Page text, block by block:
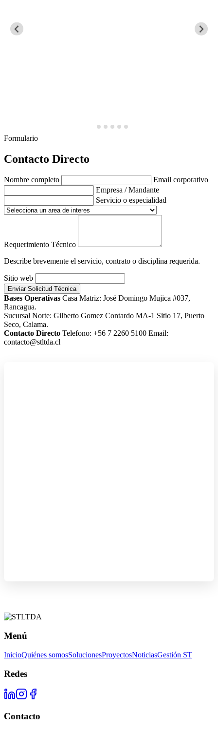
Formulario
Contacto Directo
Nombre completo
Email corporativo
Empresa / Mandante
Servicio o especialidad
Requerimiento Técnico
Describe brevemente el servicio, contrato o disciplina requerida.
Sitio web
Enviar Solicitud Técnica
Bases Operativas Casa Matriz: José Domingo Mujica #037,
Rancagua.
Sucursal Norte: Gilberto Gomez Contardo MA-1 Sitio 17, Puerto
Seco, Calama.
Contacto Directo Telefono: +56 7 2260 5100 Email:
contacto@stltda.cl
Menú
InicioQuiénes somosSolucionesProyectosNoticiasGestión ST
Redes
Contacto